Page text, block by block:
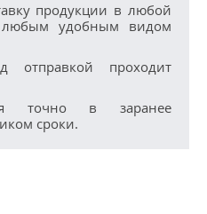
продукции в любой
удобным видом
отправкой проходит
точно в заранее
сроки.